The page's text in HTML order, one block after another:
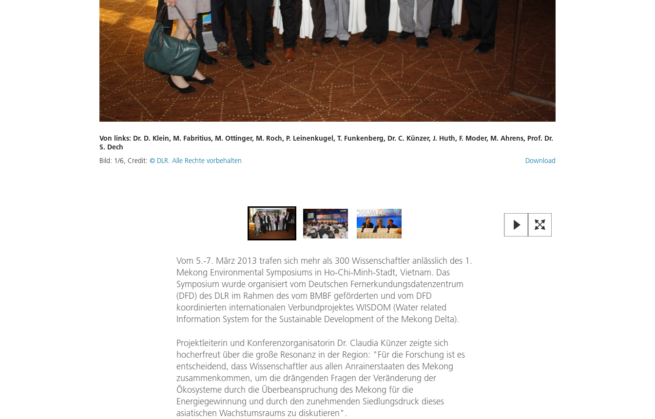
Von links: Dr. D. Klein, M. Fabritius, M. Ottinger, M. Roch, P. Leinenkugel, T. Funkenberg, Dr. C. Künzer, J. Huth, F. Moder, M. Ahrens, Prof. Dr.
S. Dech
Bild: 1/6, Credit:© DLR. Alle Rechte vorbehalten Download
Vom 5.-7. März 2013 trafen sich mehr als 300 Wissenschaftler anlässlich des 1.
Mekong Environmental Symposiums in Ho-Chi-Minh-Stadt, Vietnam. Das
Symposium wurde organisiert vom Deutschen Fernerkundungsdatenzentrum
(DFD) des DLR im Rahmen des vom BMBF geförderten und vom DFD
koordinierten internationalen Verbundprojektes WISDOM (Water related
Information System for the Sustainable Development of the Mekong Delta).
Projektleiterin und Konferenzorganisatorin Dr. Claudia Künzer zeigte sich
hocherfreut über die große Resonanz in der Region: "Für die Forschung ist es
entscheidend, dass Wissenschaftler aus allen Anrainerstaaten des Mekong
zusammenkommen, um die drängenden Fragen der Veränderung der
Ökosysteme durch die Überbeanspruchung des Mekong für die
Energiegewinnung und durch den zunehmenden Siedlungsdruck dieses
asiatischen Wachstumsraums zu diskutieren".